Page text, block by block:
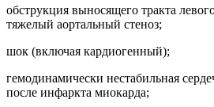
обструкция выносящего тракта
тяжелый аортальный стеноз;
шок (включая кардиогенный);
гемодинамически нестабильная
после инфаркта миокарда;